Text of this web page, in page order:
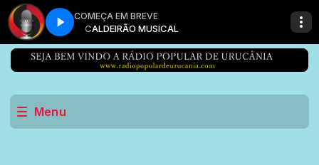
COMEÇA EM BREVE
CALDEIRÃO MUSICAL
Menu